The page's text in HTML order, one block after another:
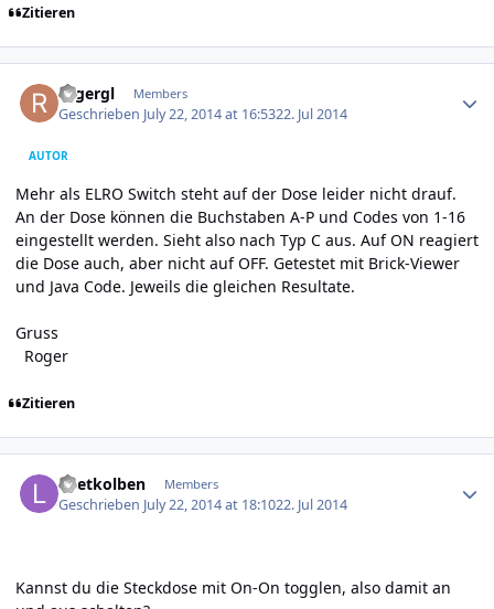
Zitieren
rogergl Members
Geschrieben July 22, 2014 at 16:5322. Jul 2014
AUTOR
Mehr als ELRO Switch steht auf der Dose leider nicht drauf.
An der Dose können die Buchstaben A-P und Codes von 1-16
eingestellt werden. Sieht also nach Typ C aus. Auf ON reagiert
die Dose auch, aber nicht auf OFF. Getestet mit Brick-Viewer
und Java Code. Jeweils die gleichen Resultate.
Gruss
Roger
Zitieren
Loetkolben Members
Geschrieben July 22, 2014 at 18:1022. Jul 2014
Kannst du die Steckdose mit On-On togglen, also damit an